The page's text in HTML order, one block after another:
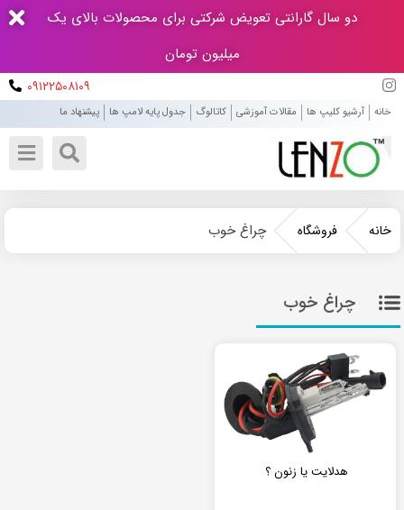
دو سال گارانتی تعویض شرکتی برای محصولات بالای یک
میلیون تومان
۰۹۱۲۲۵۰۸۱۰۹
خانه آرشیو کلیپ ها مقالات آموزشی کاتالوگ جدول پایه لامپ ها پیشنهاد ما
خانه فروشگاه چراغ خوب
چراغ خوب
هدلایت یا زنون ؟